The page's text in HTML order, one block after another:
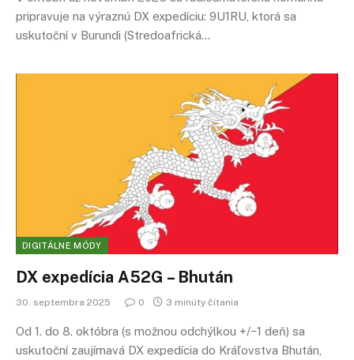
pripravuje na výraznú DX expedíciu: 9U1RU, ktorá sa
uskutoční v Burundi (Stredoafrická…
DIGITÁLNE MÓDY
DX expedícia A52G – Bhután
30. septembra 2025 0 3 minúty čítania
Od 1. do 8. októbra (s možnou odchýlkou +/−1 deň) sa
uskutoční zaujímavá DX expedícia do Kráľovstva Bhután,